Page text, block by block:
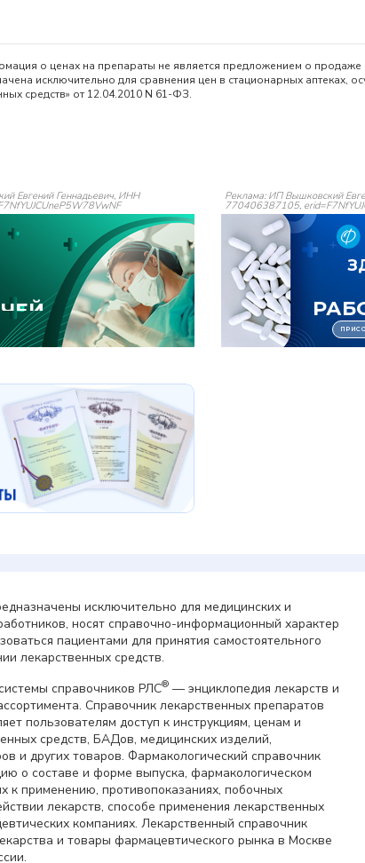
о ценах на препараты не является предложением о продаже
исключительно для сравнения цен в стационарных аптеках,
средств» от 12.04.2010 N 61-ФЗ.
Евгений Геннадьевич, ИНН Реклама: ИП Вышковский
770406387105,
исключительно для медицинских и
носят справочно-информационный характер
пациентами для принятия самостоятельного
лекарственных средств.
справочников РЛС® — энциклопедия лекарств и
Справочник лекарственных препаратов
пользователям доступ к инструкциям, ценам и
средств, БАДов, медицинских изделий,
и других товаров. Фармакологический справочник
о составе и форме выпуска, фармакологическом
к применению, противопоказаниях, побочных
лекарств, способе применения лекарственных
компаниях. Лекарственный справочник
и товары фармацевтического рынка в Москве